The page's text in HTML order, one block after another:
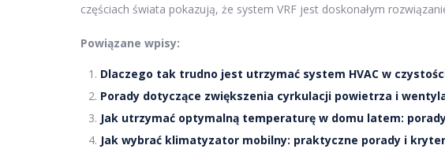
częściach świata pokazują, że system VRF jest doskonałym
Powiązane wpisy:
Dlaczego tak trudno jest utrzymać system HVAC w
Porady dotyczące zwiększenia cyrkulacji powietrza i
Jak utrzymać optymalną temperaturę w domu latem:
Jak wybrać klimatyzator mobilny: praktyczne porady i